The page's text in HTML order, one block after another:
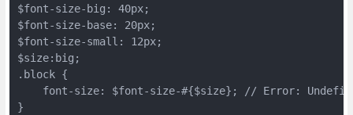
$font-size-big: 40px;
$font-size-base: 20px;
$font-size-small: 12px;
$size:big;
.block {
font-size: $font-size-#{$size}; // Error: